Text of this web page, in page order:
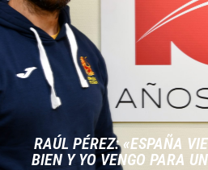
RAÚL PÉREZ: «ESPAÑA
BIEN Y YO VENGO PARA